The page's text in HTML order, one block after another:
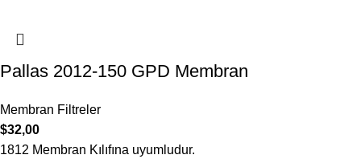
Pallas 2012-150 GPD Membran
Membran Filtreler
$32,00
1812 Membran Kılıfına uyumludur.